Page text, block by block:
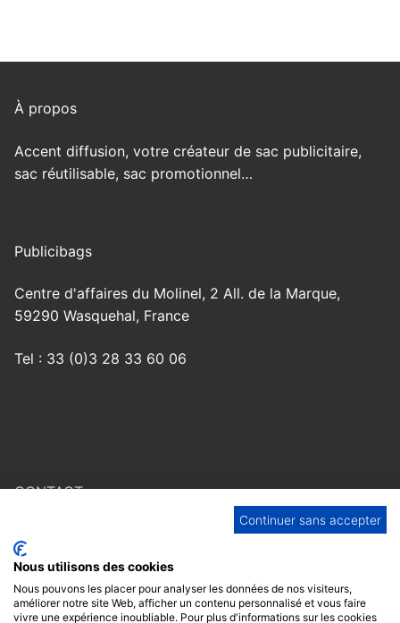
À propos
Accent diffusion, votre créateur de sac publicitaire,
sac réutilisable, sac promotionnel…
Publicibags
Centre d'affaires du Molinel, 2 All. de la Marque,
59290 Wasquehal, France
Tel : 33 (0)3 28 33 60 06
CONTACT
MENTIONS LÉGALES
RESPECT DE LA VIE PRIVÉE
Continuer sans accepter
Nous utilisons des cookies
Nous pouvons les placer pour analyser les données de nos visiteurs,
améliorer notre site Web, afficher un contenu personnalisé et vous faire
vivre une expérience inoubliable. Pour plus d'informations sur les cookies